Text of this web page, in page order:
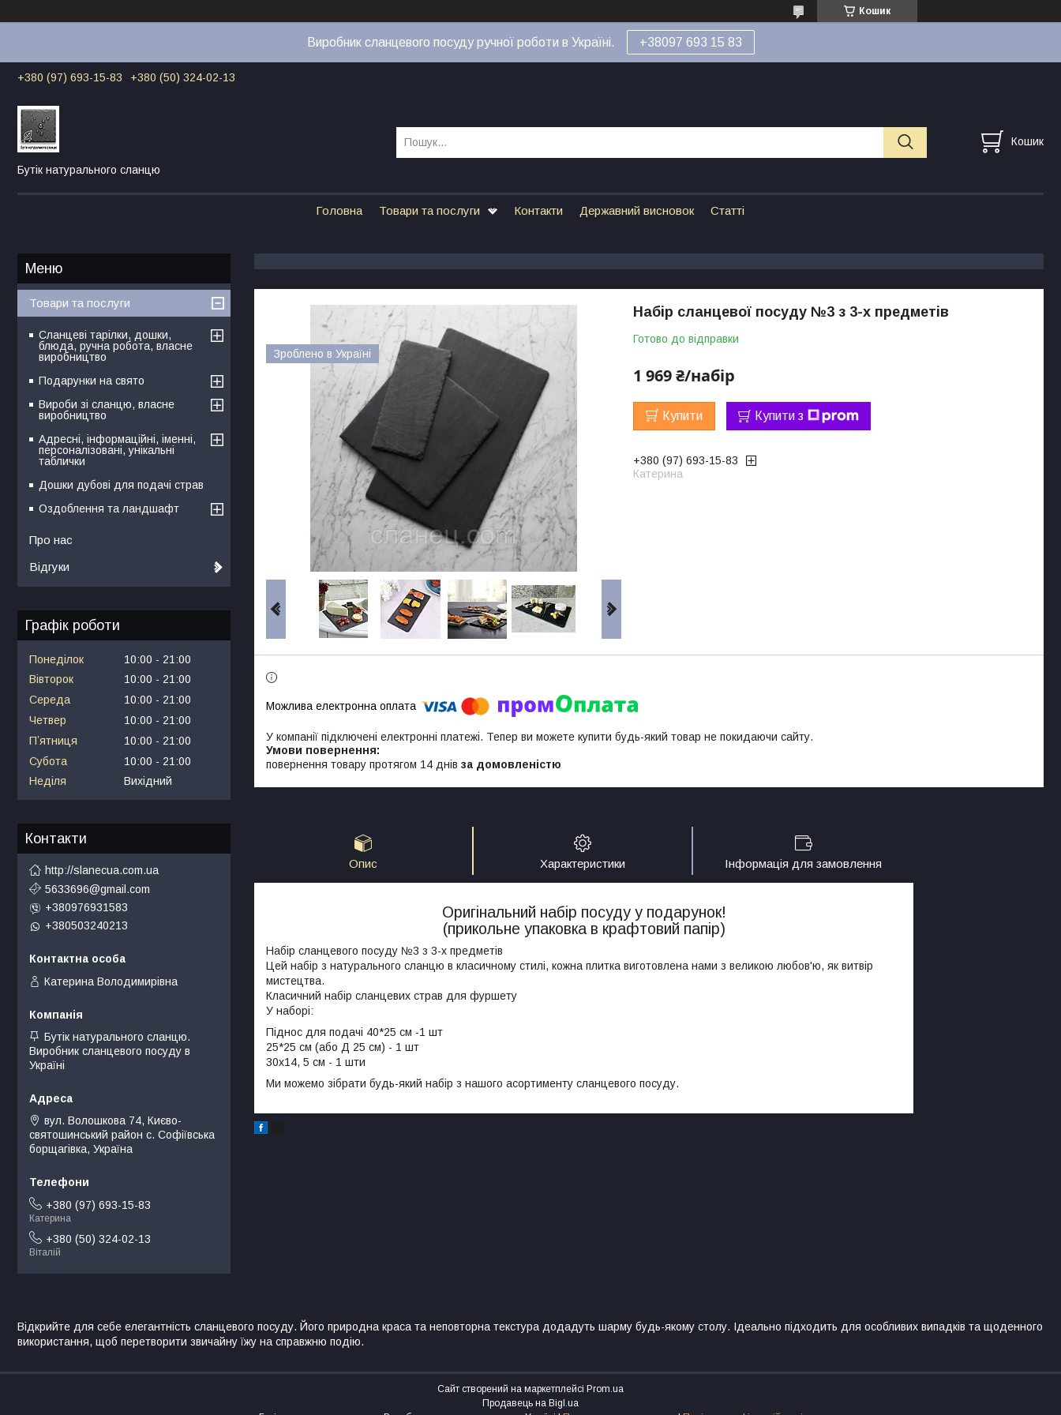
Кошик
Виробник сланцевого посуду ручної роботи в Україні. +38097 693 15 83
+380 (97) 693-15-83 +380 (50) 324-02-13
Бутік натурального сланцю
Кошик
Головна Товари та послуги Контакти Державний висновок Статті
Зроблено в Україні
Набір сланцевої посуду №3 з 3-х предметів
Готово до відправки
1 969 ₴/набір
Купити Купити з
+380 (97) 693-15-83
Катерина
У компанії підключені електронні платежі. Тепер ви можете купити будь-який товар не покидаючи сайту.
повернення товару протягом 14 днів за домовленістю
Опис Характеристики Інформація для замовлення
Оригінальний набір посуду у подарунок!
(прикольне упаковка в крафтовий папір)
Набір сланцевого посуду №3 з 3-х предметів
Цей набір з натурального сланцю в класичному стилі, кожна плитка виготовлена нами з великою любов'ю, як витвір
мистецтва.
Класичний набір сланцевих страв для фуршету
У наборі:
Піднос для подачі 40*25 см -1 шт
25*25 см (або Д 25 см) - 1 шт
30х14, 5 см - 1 шти
Ми можемо зібрати будь-який набір з нашого асортименту сланцевого посуду.
Товари та послуги
Сланцеві тарілки, дошки,
блюда, ручна робота, власне
виробництво
Подарунки на свято
Вироби зі сланцю, власне
виробництво
Адресні, інформаційні, іменні,
персоналізовані, унікальні
таблички
Дошки дубові для подачі страв
Оздоблення та ландшафт
Про нас
Відгуки
Графік роботи
Понеділок 10:00
21:00
Вівторок
10:00
21:00
Середа
10:00
21:00
Четвер
10:00
21:00
Пʼятниця
10:00
21:00
Субота
10:00
21:00
Неділя
Вихідний
Контакти
http://slanecua.com.ua
5633696@gmail.com
+380976931583
+380503240213
Катерина Володимирівна
Бутік натурального сланцю.
Виробник сланцевого посуду в
Україні
вул. Волошкова 74, Києво-
святошинський район с. Софіївська
борщагівка, Україна
+380 (97) 693-15-83
Катерина
+380 (50) 324-02-13
Віталій
Відкрийте для себе елегантність сланцевого посуду. Його природна краса та неповторна текстура додадуть шарму будь-якому столу. Ідеально підходить для особливих випадків та щоденного
використання, щоб перетворити звичайну їжу на справжню подію.
Сайт створений на маркетплейсі Prom.ua
Продавець на Bigl.ua